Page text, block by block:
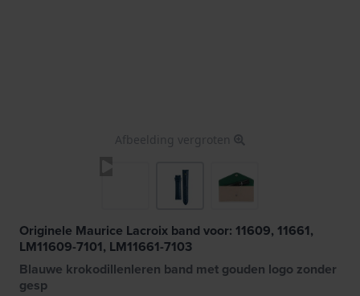
Afbeelding vergroten
Originele Maurice Lacroix band voor: 11609, 11661,
LM11609-7101, LM11661-7103
Blauwe krokodillenleren band met gouden logo zonder
gesp